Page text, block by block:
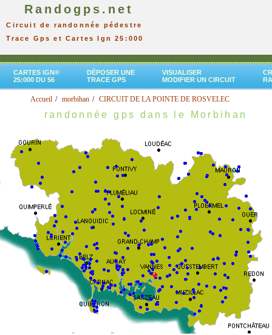
Randogps.net
Circuit de randonnée pédestre
Trace Gps et Cartes Ign 25:000
CARTES IGN®
25:000 DU 56
DÉPOSER UNE
TRACE GPS
VISUALISER
MODIFIER UN CIRCUIT
Accueil morbihan CIRCUIT DE LA POINTE DE ROSVELEC
randonnée gps dans le Morbihan